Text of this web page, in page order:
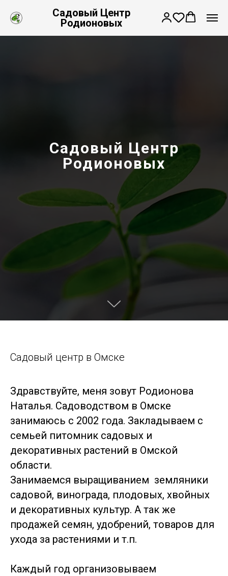
Садовый Центр
Родионовых
Садовый Центр
Родионовых
Садовый центр в Омске
Здравствуйте, меня зовут Родионова
Наталья. Садоводством в Омске
занимаюсь с 2002 года. Закладываем с
семьей питомник садовых и
декоративных растений в Омской
области.
Занимаемся выращиванием земляники
садовой, винограда, плодовых, хвойных
и декоративных культур. А так же
продажей семян, удобрений, товаров для
ухода за растениями и т.п.
Каждый год организовываем